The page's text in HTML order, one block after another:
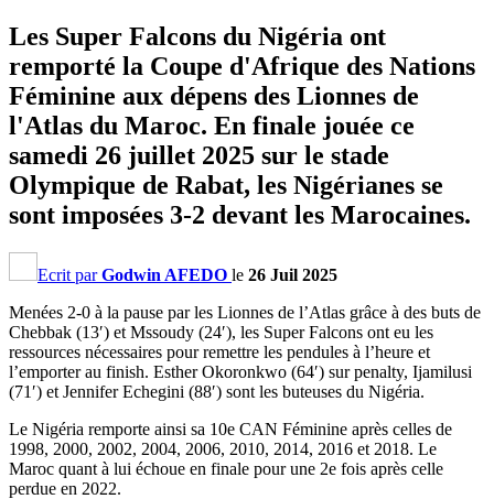
Les Super Falcons du Nigéria ont
remporté la Coupe d'Afrique des Nations
Féminine aux dépens des Lionnes de
l'Atlas du Maroc. En finale jouée ce
samedi 26 juillet 2025 sur le stade
Olympique de Rabat, les Nigérianes se
sont imposées 3-2 devant les Marocaines.
Ecrit parGodwin AFEDO le 26 Juil 2025
Menées 2-0 à la pause par les Lionnes de l’Atlas grâce à des buts de
Chebbak (13′) et Mssoudy (24′), les Super Falcons ont eu les
ressources nécessaires pour remettre les pendules à l’heure et
l’emporter au finish. Esther Okoronkwo (64′) sur penalty, Ijamilusi
(71′) et Jennifer Echegini (88′) sont les buteuses du Nigéria.
Le Nigéria remporte ainsi sa 10e CAN Féminine après celles de
1998, 2000, 2002, 2004, 2006, 2010, 2014, 2016 et 2018. Le
Maroc quant à lui échoue en finale pour une 2e fois après celle
perdue en 2022.